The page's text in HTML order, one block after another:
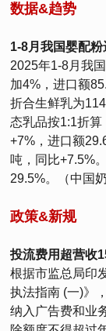
数据&趋势
1-8月我国婴配
2025年1-8月我
加4%，进口额
折合生鲜乳为
态乳品按1:1折
+7%，进口额
吨，同比+7.5%
29.5%。（中国
政策&新规
投流费用超营收
根据市监总局印
执法指南 (一)》
纳入广告费和业